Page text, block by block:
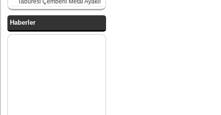
Taburesi Çemberli Metal Ayaklı
Haberler